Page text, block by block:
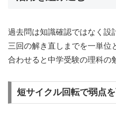
過去問は知識確認ではなく設
三回の解き直しまでを一単位
合わせると中学受験の理科の
短サイクル回転で弱点